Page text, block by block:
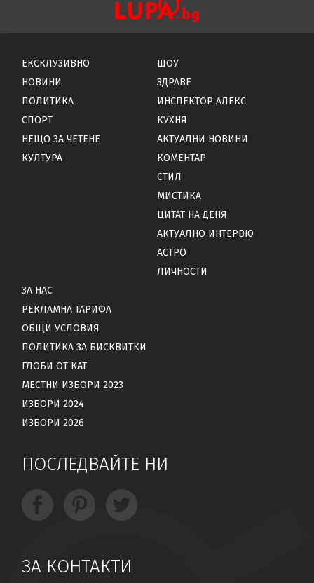
ЕКСКЛУЗИВНО
НОВИНИ
ПОЛИТИКА
СПОРТ
НЕЩО ЗА ЧЕТЕНЕ
КУЛТУРА
ШОУ
ЗДРАВЕ
ИНСПЕКТОР АЛЕКС
КУХНЯ
АКТУАЛНИ НОВИНИ
КОМЕНТАР
СТИЛ
МИСТИКА
ЦИТАТ НА ДЕНЯ
АКТУАЛНО ИНТЕРВЮ
АСТРО
ЛИЧНОСТИ
ЗА НАС
РЕКЛАМНА ТАРИФА
ОБЩИ УСЛОВИЯ
ПОЛИТИКА ЗА БИСКВИТКИ
ГЛОБИ ОТ КАТ
МЕСТНИ ИЗБОРИ 2023
ИЗБОРИ 2024
ИЗБОРИ 2026
ПОСЛЕДВАЙТЕ НИ
ЗА КОНТАКТИ